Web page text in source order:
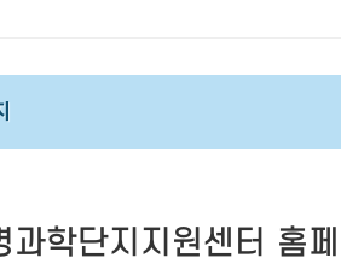
과학단지지원센터 홈